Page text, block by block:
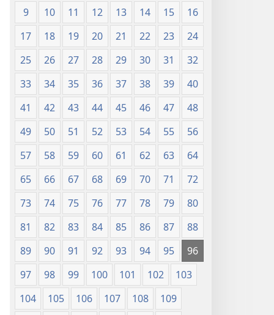
(Chapa
ya
Jalada
Jepesi)
9
10 11 12 13 14 15
16
17
18 19 20 21 22 23
24
25
26 27 28 29 30 31
32
33
34 35 36 37 38 39
40
41
42 43 44 45 46 47
48
49
50 51 52 53 54 55
56
57
58 59 60 61 62 63
64
65
66 67 68 69 70 71
72
73
74 75 76 77 78 79
80
81
82 83 84 85 86 87
88
89
90 91 92 93 94 95
96
97
98 99 100 101 102
103
104
105 106 107 108
109